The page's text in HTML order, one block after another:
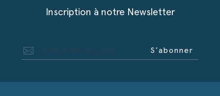
Inscription à notre Newsletter
S’abonner